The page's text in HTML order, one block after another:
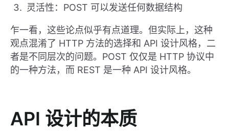
灵活性：POST 可以发送任何数据结构
乍一看，这些论点似乎有点道理。但实际上，这种
观点混淆了 HTTP 方法的选择和 API 设计风格，二
者是不同层次的问题。POST 仅仅是 HTTP 协议中
的一种方法，而 REST 是一种 API 设计风格。
API 设计的本质